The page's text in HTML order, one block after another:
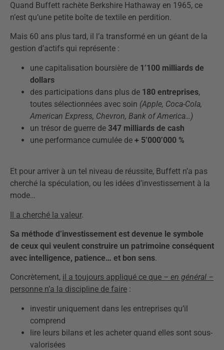
Quand Buffett rachète Berkshire Hathaway en 1965, ce
n’est qu’une petite boîte de textile en perdition.
Mais 60 ans plus tard, il l’a transformé en un géant de la
gestion d’actifs qui représente :
une capitalisation boursière de 1’100 milliards de
dollars
des participations dans plus de 180 entreprises,
toutes sélectionnées avec soin (Apple, Coca-Cola,
American Express, Chevron, Bank of America…)
un trésor de guerre de 347 milliards de cash
une performance cumulée de + 5’000’000 %
Et pour arriver à un tel niveau de réussite, Buffett n’a pas
cherché la spéculation, ou les idées d’investissement à la
mode…
Il a cherché la valeur.
Sa méthode d’investissement est devenue le symbole
de ceux qui veulent construire un patrimoine conséquent
avec intelligence, patience… et bon sens.
Concrètement, il a toujours appliqué ce que – en général –
personne n’a la discipline de faire :
investir uniquement dans les entreprises qu’il
comprend
lire leurs bilans et les acheter quand elles sont sous-
valorisées